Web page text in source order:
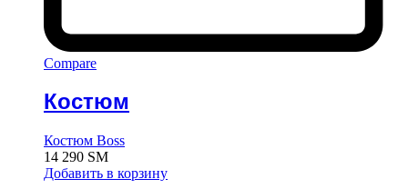
Compare
Костюм
Костюм Boss
14 290 ЅМ
Добавить в корзину